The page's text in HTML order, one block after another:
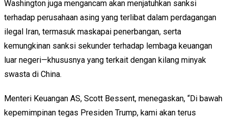
Washington juga mengancam akan menjatuhkan sanksi
terhadap perusahaan asing yang terlibat dalam perdagangan
ilegal Iran, termasuk maskapai penerbangan, serta
kemungkinan sanksi sekunder terhadap lembaga keuangan
luar negeri—khususnya yang terkait dengan kilang minyak
swasta di China.
Menteri Keuangan AS, Scott Bessent, menegaskan, “Di bawah
kepemimpinan tegas Presiden Trump, kami akan terus